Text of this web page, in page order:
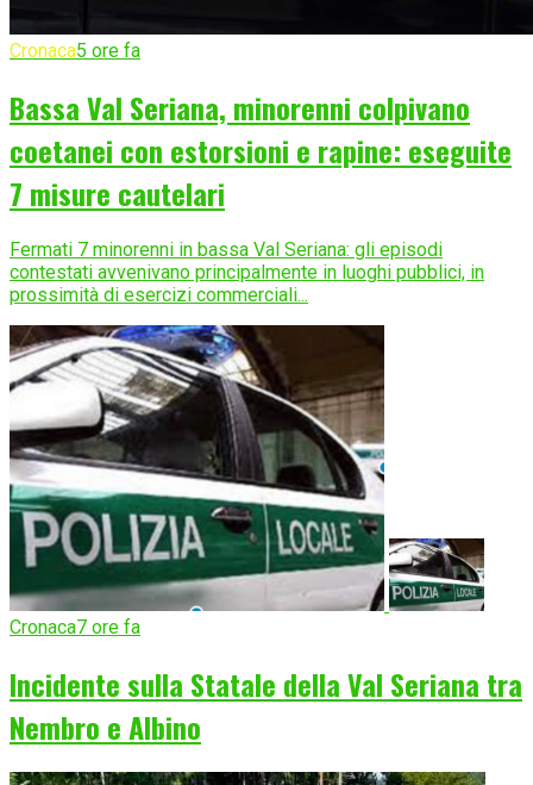
Cronaca5 ore fa
Bassa Val Seriana, minorenni colpivano
coetanei con estorsioni e rapine: eseguite
7 misure cautelari
Fermati 7 minorenni in bassa Val Seriana: gli episodi
contestati avvenivano principalmente in luoghi pubblici, in
prossimità di esercizi commerciali...
Cronaca7 ore fa
Incidente sulla Statale della Val Seriana tra
Nembro e Albino